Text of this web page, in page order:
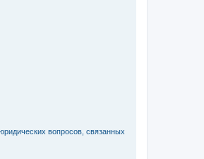
вопросов, связанных